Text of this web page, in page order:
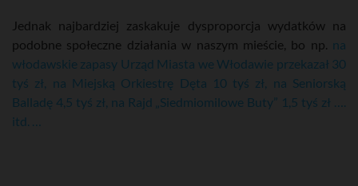
Jednak najbardziej zaskakuje dysproporcja wydatków na
podobne społeczne działania w naszym mieście, bo np. na
włodawskie zapasy Urząd Miasta we Włodawie przekazał 30
tyś zł, na Miejską Orkiestrę Dęta 10 tyś zł, na Seniorską
Balladę 4,5 tyś zł, na Rajd „Siedmiomilowe Buty” 1,5 tyś zł ….
itd. …